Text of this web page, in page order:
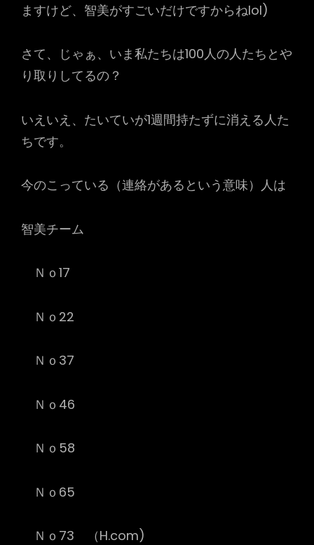
ますけど、智美がすごいだけですからねlol)
さて、じゃぁ、いま私たちは100人の人たちとや
り取りしてるの？
いえいえ、たいていが1週間持たずに消える人た
ちです。
今のこっている（連絡があるという意味）人は
智美チーム
Ｎｏ17
Ｎｏ22
Ｎｏ37
Ｎｏ46
Ｎｏ58
Ｎｏ65
Ｎｏ73 （H.com)